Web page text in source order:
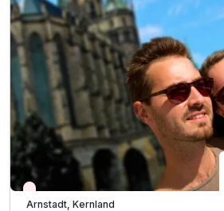
* Fahrt mit der Sommerrodelbahn Ruhla
* Fahrt mit der Thüringer Bergbahn
* und vieles mehr!
inkl. Willkommensdrink
inkl. WLAN
Aktuell ausgebucht
Arnstadt, Kernland